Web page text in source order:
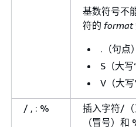
基数符号不
符的 format
.（句点）
S（大写
V（大写
/ , : %
插入字符/（
（冒号）和